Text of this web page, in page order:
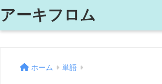
アーキフロム
ホーム 単語